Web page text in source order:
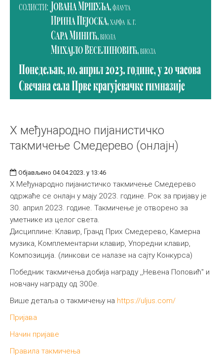
X међународно пијанистичко
такмичење Смедерево (онлајн)
Објављено 04.04.2023. у 13:46
X Међународно пијанистичко такмичење Смедерево
одржаће се онлајн у мају 2023. године. Рок за пријаву је
30. април 2023. године. Такмичење је отворено за
уметнике из целог света.
Дисциплине: Клавир, Гранд Приx Смедерево, Камерна
музика, Комплементарни клавир, Упоредни клавир,
Композиција. (линкови се налазе на сајту Конкурса)
Победник такмичења добија награду ,,Невена Поповић" и
новчану награду од 300е.
Више детаља о такмичењу на https://uljus.com/
Пријава
Начин пријаве
Правила такмичења